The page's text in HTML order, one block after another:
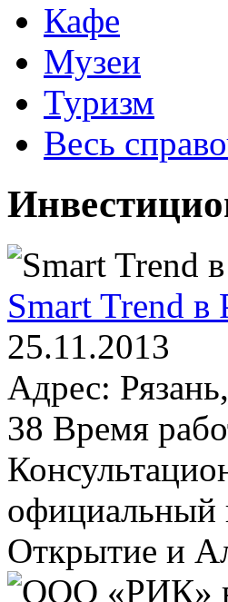
Кафе
Музеи
Туризм
Весь
Smart Trend в
25.11.2013
Адрес:
38 Время
официальный
Открытие и